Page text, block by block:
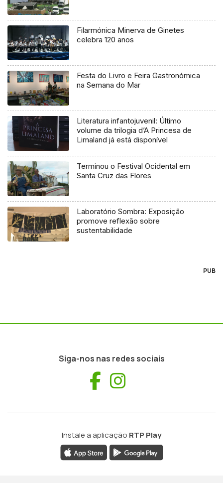
Filarmónica Minerva de Ginetes
celebra 120 anos
Festa do Livro e Feira Gastronómica
na Semana do Mar
Literatura infantojuvenil: Último
volume da trilogia d’A Princesa de
Limaland já está disponível
Terminou o Festival Ocidental em
Santa Cruz das Flores
Laboratório Sombra: Exposição
promove reflexão sobre
sustentabilidade
PUB
Siga-nos nas redes sociais
Facebook
Instale a aplicação RTP Play